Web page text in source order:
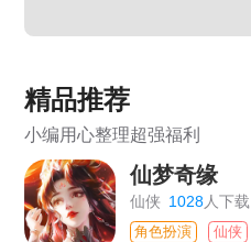
精品推荐
小编用心整理超强福利
仙梦奇缘
仙侠 1028人下载
角色扮演 仙侠